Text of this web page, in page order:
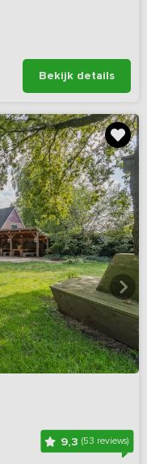
Bekijk details
9,3 (53 reviews)